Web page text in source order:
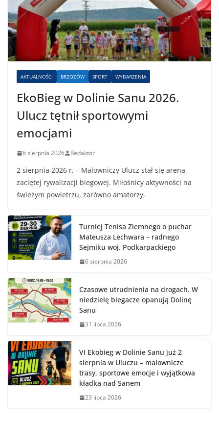
AKTUALNOŚCI BRZOZÓW SPORT WYDARZENIA
EkoBieg w Dolinie Sanu 2026.
Ulucz tętnił sportowymi
emocjami
6 sierpnia 2026 Redaktor
2 sierpnia 2026 r. – Malowniczy Ulucz stał się areną
zaciętej rywalizacji biegowej. Miłośnicy aktywności na
świeżym powietrzu, zarówno amatorzy,
Turniej Tenisa Ziemnego o puchar
Mateusza Lechwara – radnego
Sejmiku woj. Podkarpackiego
6 sierpnia 2026
Czasowe utrudnienia na drogach. W
niedzielę biegacze opanują Dolinę
Sanu
31 lipca 2026
VI Ekobieg w Dolinie Sanu już 2
sierpnia w Uluczu – malownicze
trasy, sportowe emocje i wyjątkowa
kładka nad Sanem
23 lipca 2026